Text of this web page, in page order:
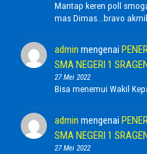
Mantap keren poll
mas Dimas...bravo akmil
admin mengenai
SMA NEGERI 1
27 Mei 2022
Bisa menemui Wakil
admin mengenai
SMA NEGERI 1
27 Mei 2022